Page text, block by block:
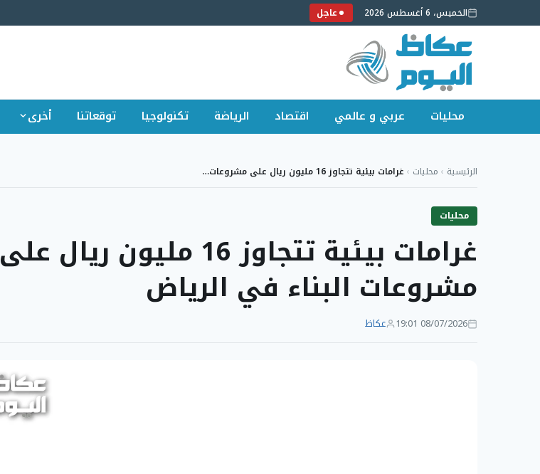
الخميس، 6 أغسطس 2026 عاجل
محليات عربي و عالمي اقتصاد الرياضة تكنولوجيا توقعاتنا أخرى
الرئيسية › محليات › غرامات بيئية تتجاوز 16 مليون ريال على مشروعات…
محليات
غرامات بيئية تتجاوز 16 مليون ريال على
مشروعات البناء في الرياض
08/07/2026 19:01 عكاظ